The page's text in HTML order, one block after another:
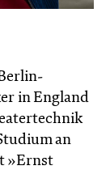
in England
an
»Ernst